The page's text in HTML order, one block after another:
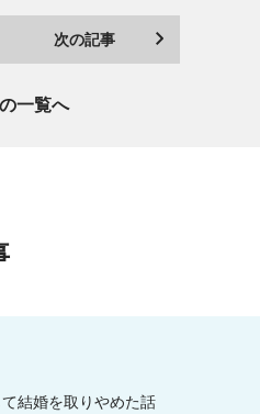
次の記事
一覧へ
結婚を取りやめた話